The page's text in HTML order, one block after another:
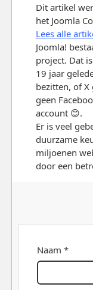
Dit artikel
het Joomla
Lees alle
Joomla!
project. Dat
19 jaar
bezitten, of
geen
account 😊.
Er is veel
duurzame
miljoenen
door een
Naam *